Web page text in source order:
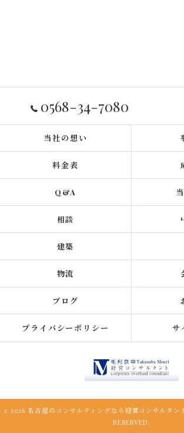
0568-34-7080
当社の想い
料金表
Q&A
相談
建築
物流
ブログ
プライバシーポリシー サ
c 2026 名古屋のコンサルティングなら経営コンサルタ
RESERVED.